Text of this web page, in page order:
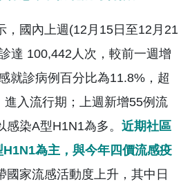
，國內上週(12月15日至12月21
達 100,442人次，較前一週增
就診病例百分比為11.8%，超
進入流行期；上週新增55例流
染A型H1N1為多。 近期社區
為主，與今年四價流感疫
國家流感活動度上升，其中日